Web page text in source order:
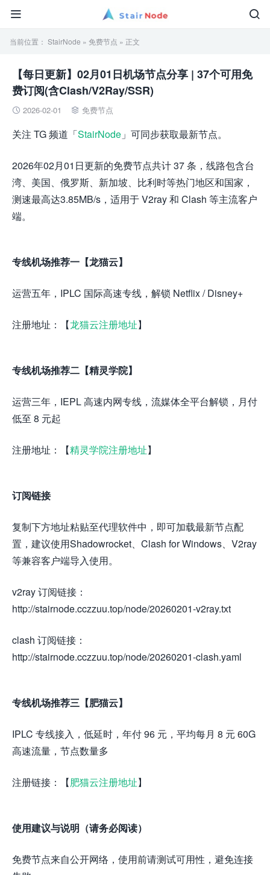


当前位置： StairNode » 免费节点 » 正文
【每日更新】02月01日机场节点分享 | 37个可用免
费订阅(含Clash/V2Ray/SSR)
 2026-02-01  免费节点
关注 TG 频道「StairNode 」可同步获取最新节点。
2026年02月01日更新的免费节点共计 37 条，线路包含台
湾、美国、俄罗斯、新加坡、比利时等热门地区和国家，
测速最高达3.85MB/s，适用于 V2ray 和 Clash 等主流客户
端。
专线机场推荐一【龙猫云】
运营五年，IPLC 国际高速专线，解锁 Netflix / Disney+
注册地址：【龙猫云注册地址】
专线机场推荐二【精灵学院】
运营三年，IEPL 高速内网专线，流媒体全平台解锁，月付
低至 8 元起
注册地址：【精灵学院注册地址】
订阅链接
复制下方地址粘贴至代理软件中，即可加载最新节点配
置，建议使用Shadowrocket、Clash for Windows、V2ray
等兼容客户端导入使用。
v2ray 订阅链接：
http://stairnode.cczzuu.top/node/20260201-v2ray.txt
clash 订阅链接：
http://stairnode.cczzuu.top/node/20260201-clash.yaml
专线机场推荐三【肥猫云】
IPLC 专线接入，低延时，年付 96 元，平均每月 8 元 60G
高速流量，节点数量多
注册链接：【肥猫云注册地址】
使用建议与说明（请务必阅读）
免费节点来自公开网络，使用前请测试可用性，避免连接